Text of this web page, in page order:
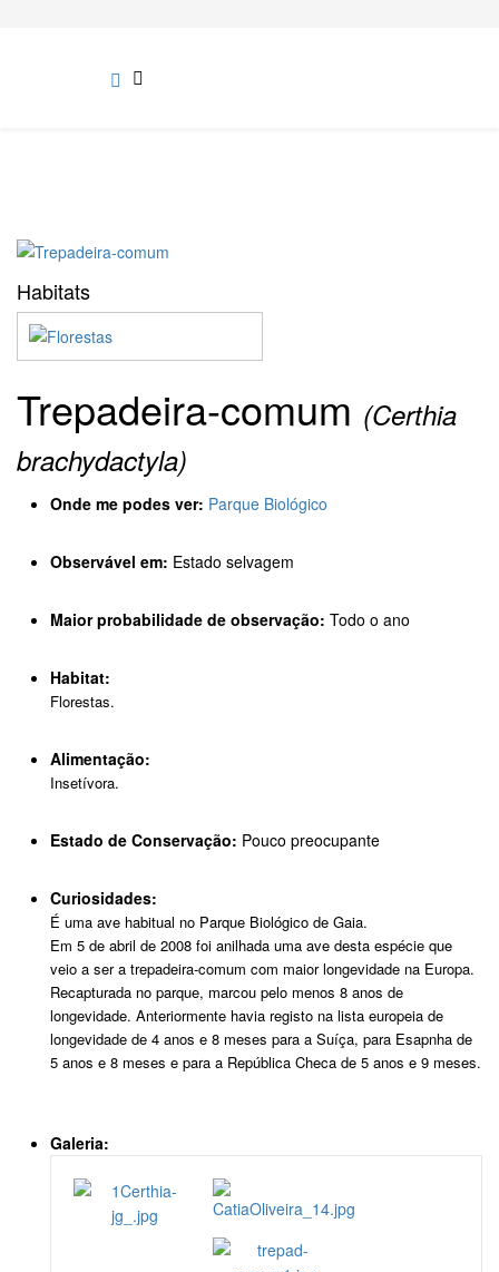
Habitats
Trepadeira-comum (Certhia
brachydactyla)
Onde me podes ver: Parque Biológico
Observável em: Estado selvagem
Maior probabilidade de observação: Todo o ano
Habitat:
Florestas.
Alimentação:
Insetívora.
Estado de Conservação: Pouco preocupante
Curiosidades:
É uma ave habitual no Parque Biológico de Gaia.
Em 5 de abril de 2008 foi anilhada uma ave desta espécie que
veio a ser a trepadeira-comum com maior longevidade na Europa.
Recapturada no parque, marcou pelo menos 8 anos de
longevidade. Anteriormente havia registo na lista europeia de
longevidade de 4 anos e 8 meses para a Suíça, para Esapnha de
5 anos e 8 meses e para a República Checa de 5 anos e 9 meses.
Galeria: